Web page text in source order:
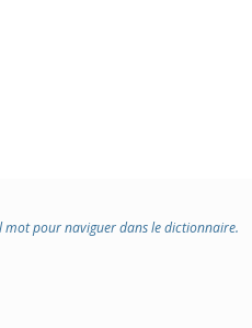
mot pour naviguer dans le dictionnaire.